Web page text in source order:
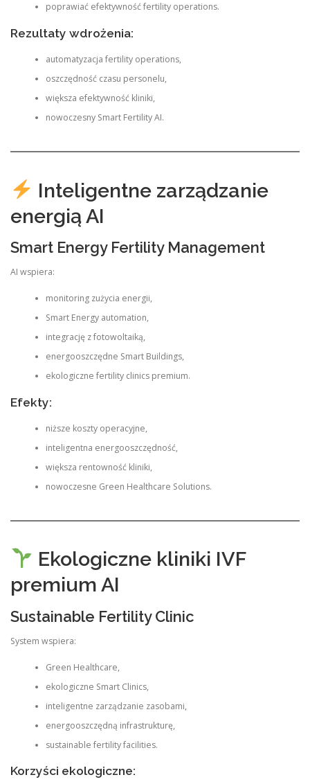
poprawiać efektywność fertility operations.
Rezultaty wdrożenia:
automatyzacja fertility operations,
oszczędność czasu personelu,
większa efektywność kliniki,
nowoczesny Smart Fertility AI.
Inteligentne zarządzanie
energią AI
Smart Energy Fertility Management
AI wspiera:
monitoring zużycia energii,
Smart Energy automation,
integrację z fotowoltaiką,
energooszczędne Smart Buildings,
ekologiczne fertility clinics premium.
Efekty:
niższe koszty operacyjne,
inteligentna energooszczędność,
większa rentowność kliniki,
nowoczesne Green Healthcare Solutions.
Ekologiczne kliniki IVF
premium AI
Sustainable Fertility Clinic
System wspiera:
Green Healthcare,
ekologiczne Smart Clinics,
inteligentne zarządzanie zasobami,
energooszczędną infrastrukturę,
sustainable fertility facilities.
Korzyści ekologiczne: